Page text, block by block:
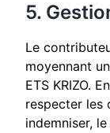
5.
Le
moyennant
ETS KRIZO.
respecter les
indemniser,